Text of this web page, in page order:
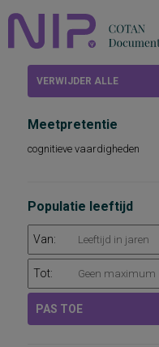
VERWIJDER ALLE
Meetpretentie
cognitieve vaardigheden
Populatie leeftijd
Van:
Tot:
PAS TOE